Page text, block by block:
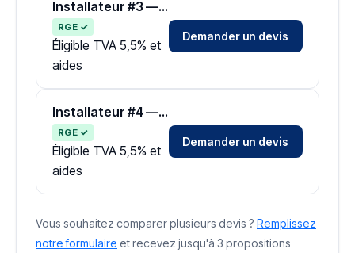
Installateur #3 — Zone Ille-et-Vilaine
RGE ✓
Éligible TVA 5,5% et
aides
Demander un devis
Installateur #4 — Zone Ille-et-Vilaine
RGE ✓
Éligible TVA 5,5% et
aides
Demander un devis
Vous souhaitez comparer plusieurs devis ? Remplissez
notre formulaire et recevez jusqu'à 3 propositions